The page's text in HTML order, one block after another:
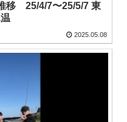
移 25/4/7〜25/5/7 東
2025.05.08